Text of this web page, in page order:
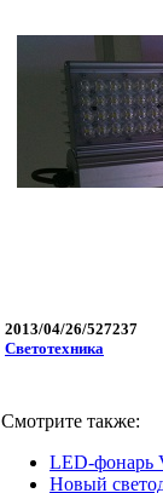
2013/04/26/527237
Светотехника
Смотрите также:
LED-фонарь
Новый